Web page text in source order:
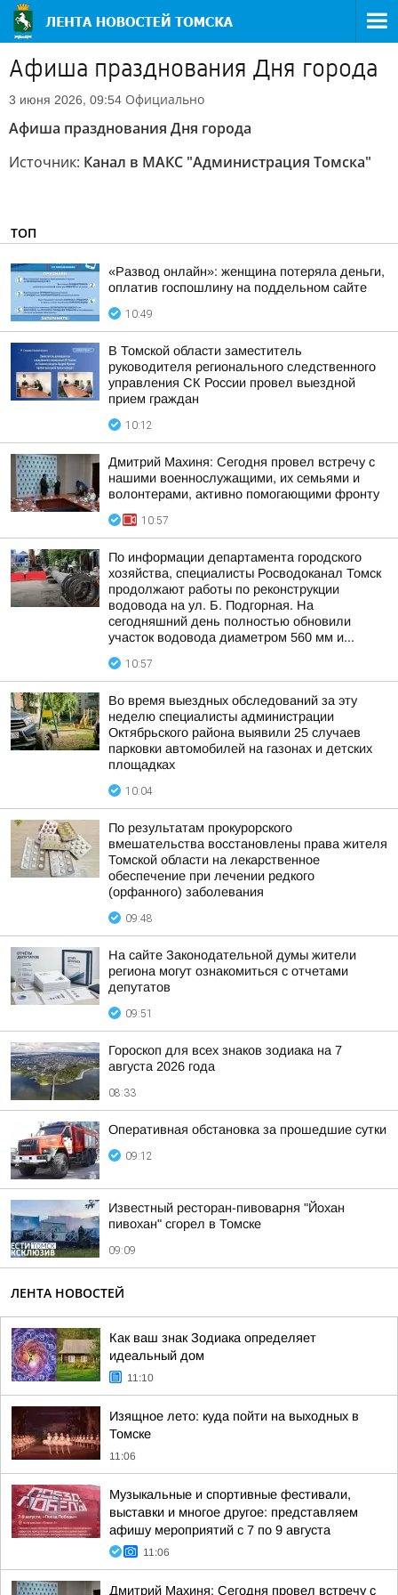
Афиша празднования Дня города
3 июня 2026, 09:54 Официально
Афиша празднования Дня города
Источник: Канал в МАКС "Администрация Томска"
ТОП
«Развод онлайн»: женщина потеряла деньги,
оплатив госпошлину на поддельном сайте
10:49
В Томской области заместитель
руководителя регионального следственного
управления СК России провел выездной
прием граждан
10:12
Дмитрий Махиня: Сегодня провел встречу с
нашими военнослужащими, их семьями и
волонтерами, активно помогающими фронту
10:57
По информации департамента городского
хозяйства, специалисты Росводоканал Томск
продолжают работы по реконструкции
водовода на ул. Б. Подгорная. На
сегодняшний день полностью обновили
участок водовода диаметром 560 мм и...
10:57
Во время выездных обследований за эту
неделю специалисты администрации
Октябрьского района выявили 25 случаев
парковки автомобилей на газонах и детских
площадках
10:04
По результатам прокурорского
вмешательства восстановлены права жителя
Томской области на лекарственное
обеспечение при лечении редкого
(орфанного) заболевания
09:48
На сайте Законодательной думы жители
региона могут ознакомиться с отчетами
депутатов
09:51
Гороскоп для всех знаков зодиака на 7
августа 2026 года
08:33
Оперативная обстановка за прошедшие сутки
09:12
Известный ресторан-пивоварня "Йохан
пивохан" сгорел в Томске
09:09
ЛЕНТА НОВОСТЕЙ
Как ваш знак Зодиака определяет
идеальный дом
11:10
Изящное лето: куда пойти на выходных в
Томске
11:06
Музыкальные и спортивные фестивали,
выставки и многое другое: представляем
афишу мероприятий с 7 по 9 августа
11:06
Дмитрий Махиня: Сегодня провел встречу с